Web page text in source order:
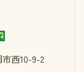
西10-9-2